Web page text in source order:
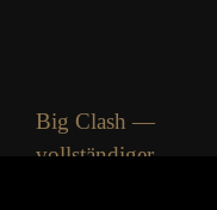
Big Clash —
vollständiger